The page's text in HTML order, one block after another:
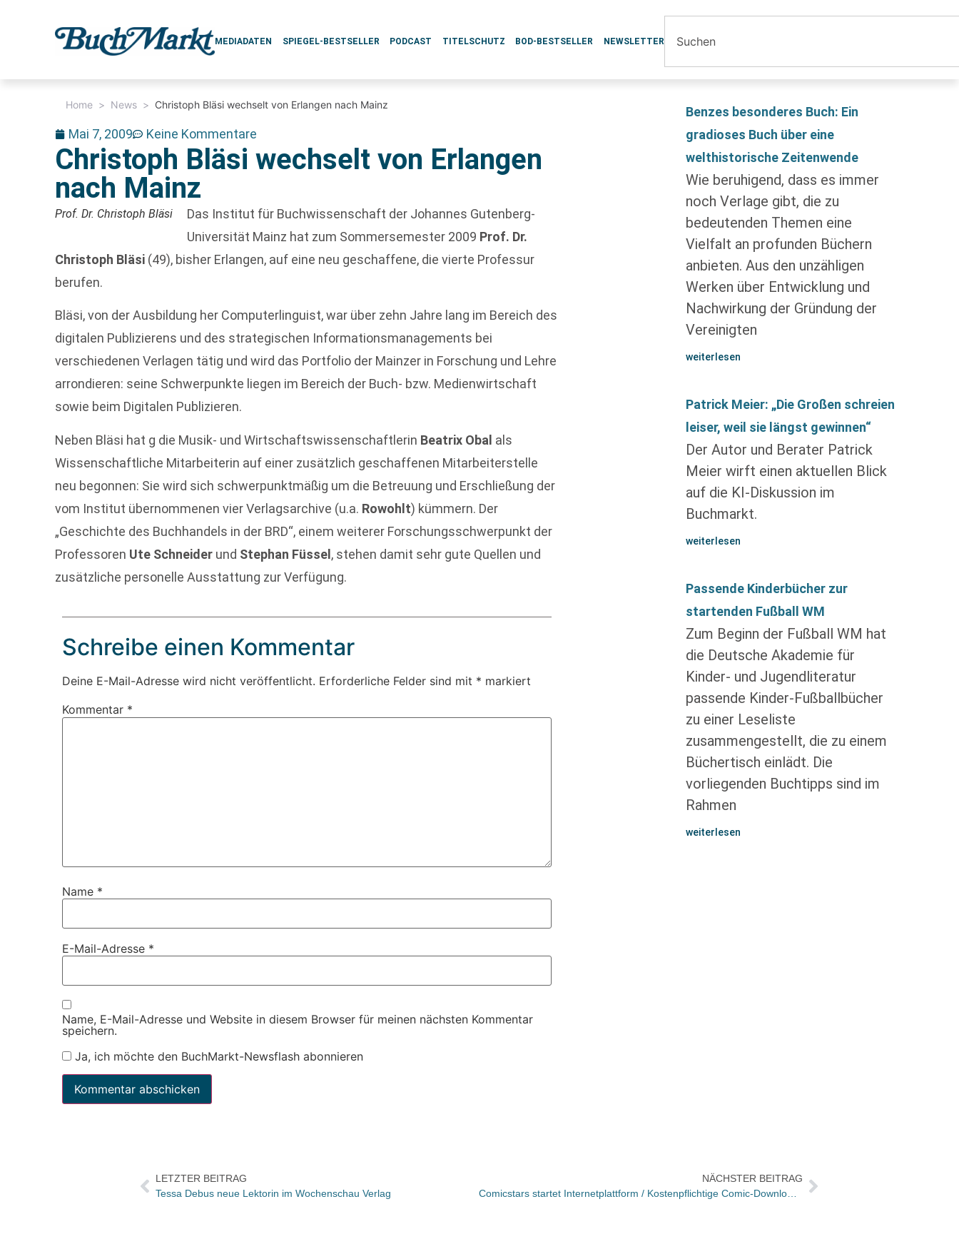
MEDIADATEN SPIEGEL-BESTSELLER PODCAST TITELSCHUTZ BOD-BESTSELLER NEWSLETTER
Home > News > Christoph Bläsi wechselt von Erlangen nach Mainz
Mai 7, 2009 Keine Kommentare
Christoph Bläsi wechselt von Erlangen
nach Mainz
Prof. Dr. Christoph Bläsi
Das Institut für Buchwissenschaft der Johannes Gutenberg-
Universität Mainz hat zum Sommersemester 2009 Prof. Dr.
Christoph Bläsi (49), bisher Erlangen, auf eine neu geschaffene, die vierte Professur
berufen.
Bläsi, von der Ausbildung her Computerlinguist, war über zehn Jahre lang im Bereich des
digitalen Publizierens und des strategischen Informationsmanagements bei
verschiedenen Verlagen tätig und wird das Portfolio der Mainzer in Forschung und Lehre
arrondieren: seine Schwerpunkte liegen im Bereich der Buch- bzw. Medienwirtschaft
sowie beim Digitalen Publizieren.
Neben Bläsi hat g die Musik- und Wirtschaftswissenschaftlerin Beatrix Obal als
Wissenschaftliche Mitarbeiterin auf einer zusätzlich geschaffenen Mitarbeiterstelle
neu begonnen: Sie wird sich schwerpunktmäßig um die Betreuung und Erschließung der
vom Institut übernommenen vier Verlagsarchive (u.a. Rowohlt) kümmern. Der
„Geschichte des Buchhandels in der BRD“, einem weiterer Forschungsschwerpunkt der
Professoren Ute Schneider und Stephan Füssel, stehen damit sehr gute Quellen und
zusätzliche personelle Ausstattung zur Verfügung.
Schreibe einen Kommentar
Deine E-Mail-Adresse wird nicht veröffentlicht. Erforderliche Felder sind mit * markiert
Kommentar *
Name *
E-Mail-Adresse *
Name, E-Mail-Adresse und Website in diesem Browser für meinen nächsten Kommentar
speichern.
Ja, ich möchte den BuchMarkt-Newsflash abonnieren
Benzes besonderes Buch: Ein
gradioses Buch über eine
welthistorische Zeitenwende
Wie beruhigend, dass es immer
noch Verlage gibt, die zu
bedeutenden Themen eine
Vielfalt an profunden Büchern
anbieten. Aus den unzähligen
Werken über Entwicklung und
Nachwirkung der Gründung der
Vereinigten
weiterlesen
Patrick Meier: „Die Großen schreien
leiser, weil sie längst gewinnen“
Der Autor und Berater Patrick
Meier wirft einen aktuellen Blick
auf die KI-Diskussion im
Buchmarkt.
weiterlesen
Passende Kinderbücher zur
startenden Fußball WM
Zum Beginn der Fußball WM hat
die Deutsche Akademie für
Kinder- und Jugendliteratur
passende Kinder-Fußballbücher
zu einer Leseliste
zusammengestellt, die zu einem
Büchertisch einlädt. Die
vorliegenden Buchtipps sind im
Rahmen
weiterlesen
LETZTER BEITRAG
Tessa Debus neue Lektorin im Wochenschau Verlag
NÄCHSTER BEITRAG